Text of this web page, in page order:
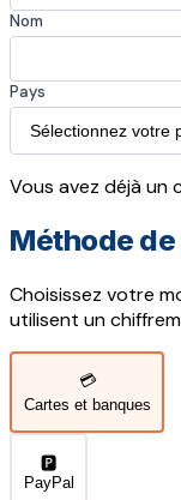
Nom
Pays
Vous avez déjà un
Méthode
Choisissez votre
utilisent un
💳
Cartes et banques
🅿️
PayPal